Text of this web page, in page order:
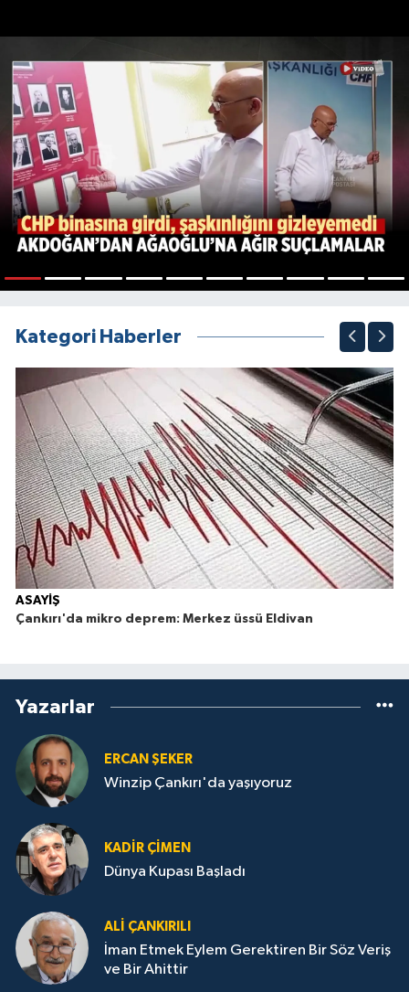
Kategori Haberler
ASAYİŞ
Çankırı'da mikro deprem: Merkez üssü Eldivan
Yazarlar
ERCAN ŞEKER
Winzip Çankırı'da yaşıyoruz
KADIR ÇIMEN
Dünya Kupası Başladı
ALI ÇANKIRILI
İman Etmek Eylem Gerektiren Bir Söz Veriş
ve Bir Ahittir